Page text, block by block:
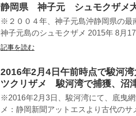
静岡県 神子元 シュモクザメ
※２００４年、神子元島沖静岡県の
神子元島のシュモクザメ 2015年 8月17
記事を読む
2016年2月4日午前時点で駿河
ツクリザメ 駿河湾で捕獲、沼
※2016年2月3日、駿河湾にて、底曳
メ：静岡新聞アットエスより古代の